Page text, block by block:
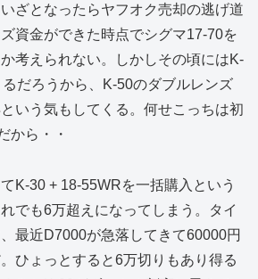
ざとなったらヤフオク売却の逃げ道
資金ができた時点でシグマ17-70を
考えられない。しかしその頃にはK-
だろうから、K-50のダブルレンズ
いう気もしてくる。何せこっちは初
から・・
K-30 + 18-55WRを一括購入という
でも6万超えになってしまう。タイ
最近D7000が急落してきて60000円
ひょっとすると6万切りもあり得る